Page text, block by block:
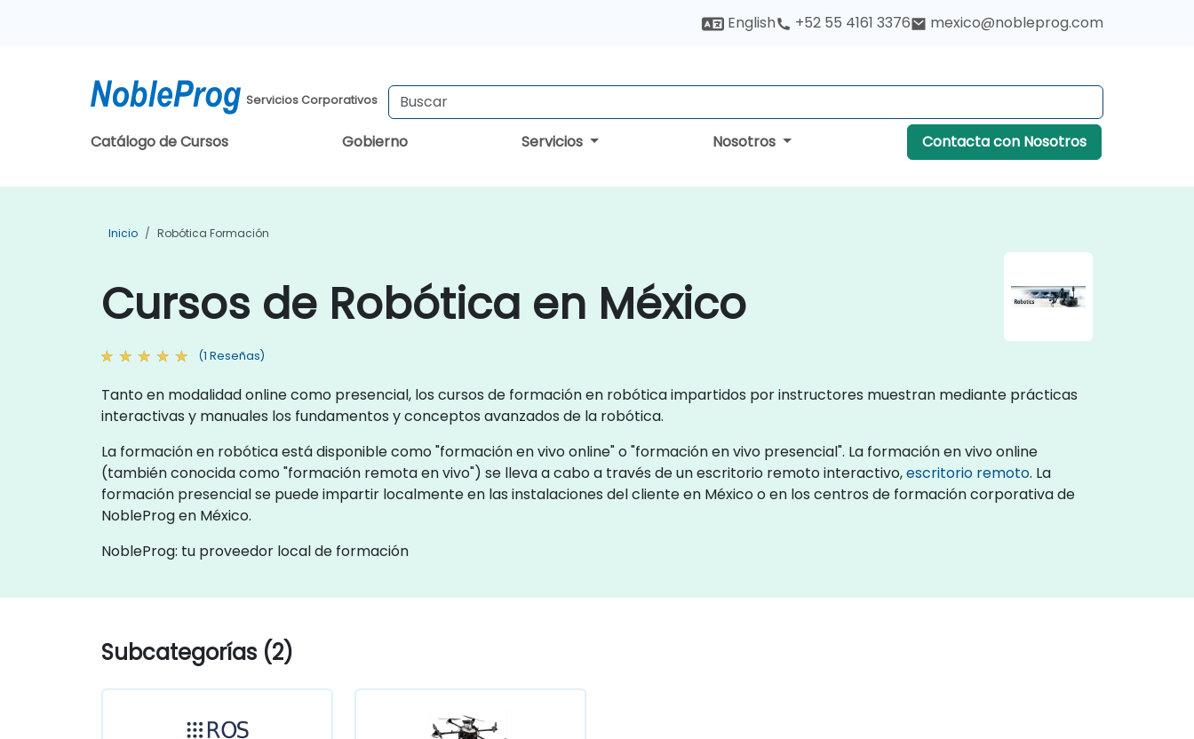
English +52 55 4161 3376 mexico@nobleprog.com
Servicios Corporativos
Catálogo de Cursos Gobierno Servicios Nosotros Contacta con Nosotros
Inicio Robótica Formación
Cursos de Robótica en México
(1 Reseñas)
Tanto en modalidad online como presencial, los cursos de formación en robótica impartidos por instructores muestran mediante prácticas
interactivas y manuales los fundamentos y conceptos avanzados de la robótica.
La formación en robótica está disponible como "formación en vivo online" o "formación en vivo presencial". La formación en vivo online
(también conocida como "formación remota en vivo") se lleva a cabo a través de un escritorio remoto interactivo,escritorio remoto. La
formación presencial se puede impartir localmente en las instalaciones del cliente en México o en los centros de formación corporativa de
NobleProg en México.
NobleProg: tu proveedor local de formación
Subcategorías (2)